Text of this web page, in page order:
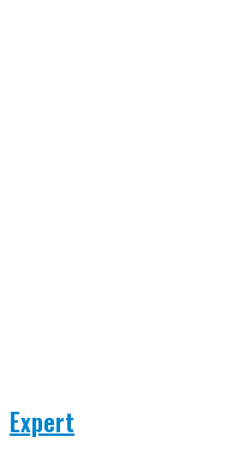
Expert